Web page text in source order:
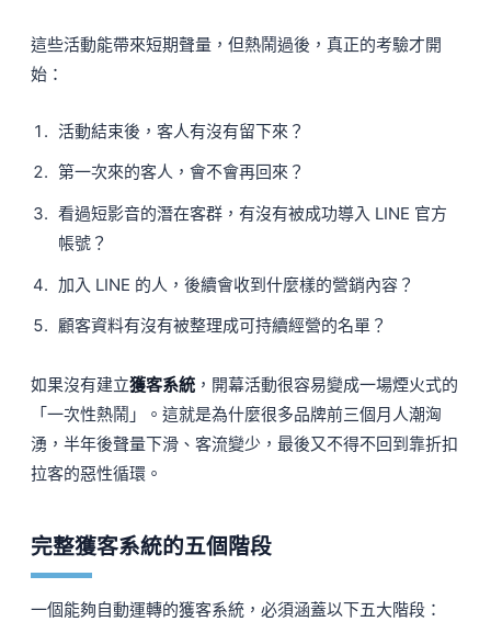
這些活動能帶來短期聲量，但熱鬧過後，真正的考驗才開
始：
活動結束後，客人有沒有留下來？
第一次來的客人，會不會再回來？
看過短影音的潛在客群，有沒有被成功導入 LINE 官方
帳號？
加入 LINE 的人，後續會收到什麼樣的營銷內容？
顧客資料有沒有被整理成可持續經營的名單？
如果沒有建立獲客系統，開幕活動很容易變成一場煙火式的
「一次性熱鬧」。這就是為什麼很多品牌前三個月人潮洶
湧，半年後聲量下滑、客流變少，最後又不得不回到靠折扣
拉客的惡性循環。
完整獲客系統的五個階段
一個能夠自動運轉的獲客系統，必須涵蓋以下五大階段：